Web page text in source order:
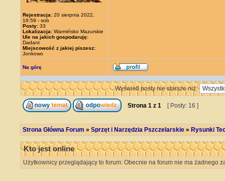
Rejestracja: 20 sierpnia 2022,
16:59 - sob
Posty: 33
Lokalizacja: Warmińsko Mazurskie
Ule na jakich gospodaruję:
Dadant
Miejscowość z jakiej piszesz:
Jonkowo
Na górę
Wyświetl posty nie starsze niż:
Strona 1 z 1 [ Posty: 16 ]
Strona Główna Forum » Sprzęt i Narzędzia Pszczelarskie » Rysunki
Kto jest online
Użytkownicy przeglądający to forum: Obecnie na forum nie ma żadnego